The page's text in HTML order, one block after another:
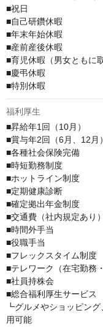
■祝日
■自己研鑽休暇
■年末年始休暇
■産前産後休暇
■育児休暇（男女ともに
■慶弔休暇
■特別休暇
福利厚生
■昇給年1回（10月）
■賞与年2回（6月、12月）
■各種社会保険完備
■時短勤務制度
■ホットライン制度
■定期健康診断
■確定拠出年金制度
■交通費（社内規定あり）
■時間外手当
■役職手当
■フレックスタイム制度
■テレワーク（在宅勤務
■社員持株会
■総合福利厚生サービス
┗グルメやショッピン
用可能